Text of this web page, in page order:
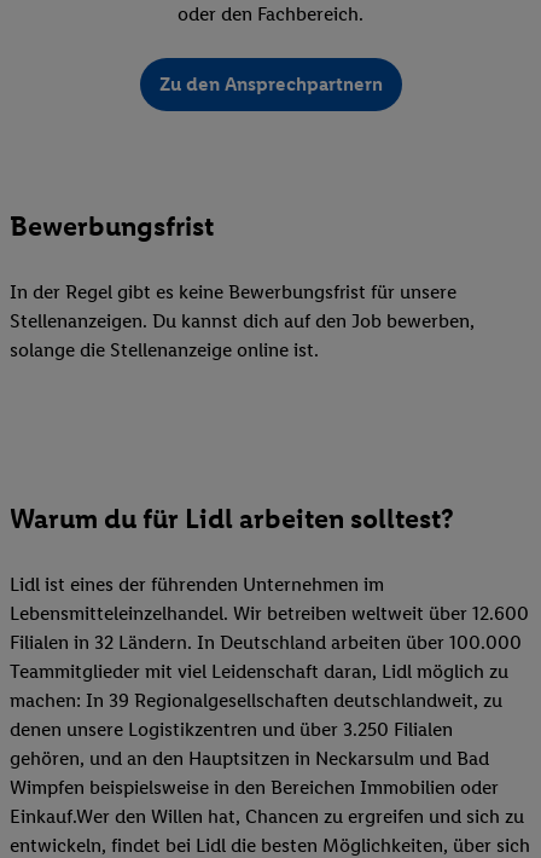
oder den Fachbereich.
Zu den Ansprechpartnern
Bewerbungsfrist
In der Regel gibt es keine Bewerbungsfrist für unsere
Stellenanzeigen. Du kannst dich auf den Job bewerben,
solange die Stellenanzeige online ist.
Warum du für Lidl arbeiten solltest?
Lidl ist eines der führenden Unternehmen im
Lebensmitteleinzelhandel. Wir betreiben weltweit über 12.600
Filialen in 32 Ländern. In Deutschland arbeiten über 100.000
Teammitglieder mit viel Leidenschaft daran, Lidl möglich zu
machen: In 39 Regionalgesellschaften deutschlandweit, zu
denen unsere Logistikzentren und über 3.250 Filialen
gehören, und an den Hauptsitzen in Neckarsulm und Bad
Wimpfen beispielsweise in den Bereichen Immobilien oder
Einkauf.Wer den Willen hat, Chancen zu ergreifen und sich zu
entwickeln, findet bei Lidl die besten Möglichkeiten, über sich